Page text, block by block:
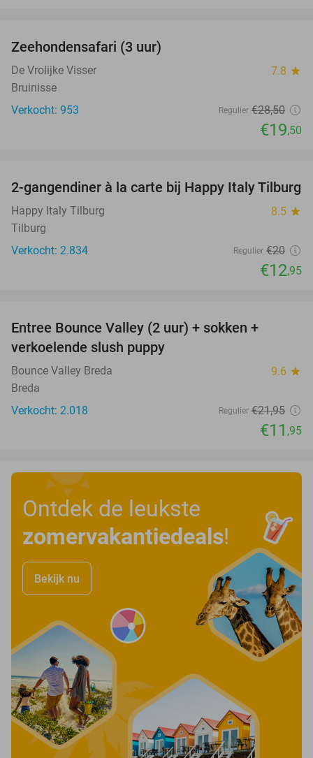
Zeehondensafari (3 uur)
De Vrolijke Visser 7.8 star
Bruinisse
Verkocht: 953
Regulier €28,50
€19,50
35%
2-gangendiner à la carte bij Happy Italy Tilburg
Happy Italy Tilburg 8.5 star
Tilburg
Verkocht: 2.834
Regulier €20
€12,95
Entree Bounce Valley (2 uur) + sokken +
verkoelende slush puppy
Bounce Valley Breda 9.6 star
Breda
Verkocht: 2.018
Regulier €21,95
€11 ,95
Ontdek de leukste
zomervakantiedeals!
Bekijk nu